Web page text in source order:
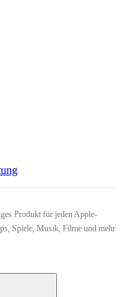
Produkt für jeden Apple-
Spiele, Musik, Filme und mehr